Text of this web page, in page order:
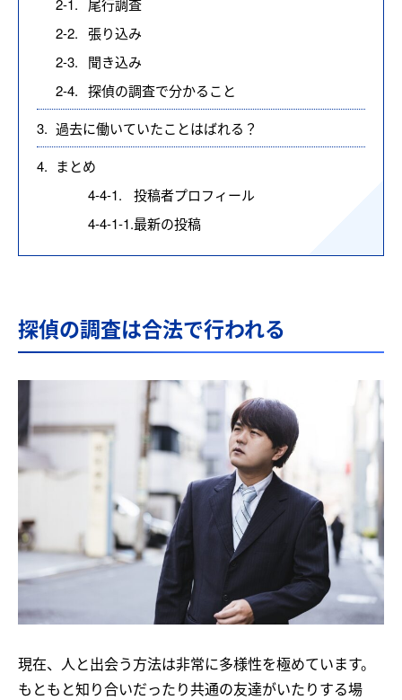
2-1.
尾行調査
2-2. 張り込み
2-3.
聞き込み
2-4. 探偵の調査で分かること
3. 過去に働いていたことはばれる？
4. まとめ
4-4-1.
投稿者プロフィール
4-4-1-1.最新の投稿
探偵の調査は合法で行われる
現在、人と出会う方法は非常に多様性を極めています。
もともと知り合いだったり共通の友達がいたりする場